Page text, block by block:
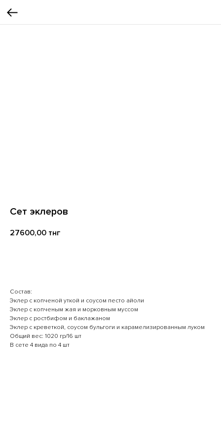
Сет эклеров
27600,00 тнг
Состав:
Эклер с копченой уткой и соусом песто айоли
Эклер с копченым жая и морковным муссом
Эклер с ростбифом и баклажаном
Эклер с креветкой, соусом бульгоги и карамелизированным луком
Общий вес: 1020 гр/16 шт
В сете 4 вида по 4 шт